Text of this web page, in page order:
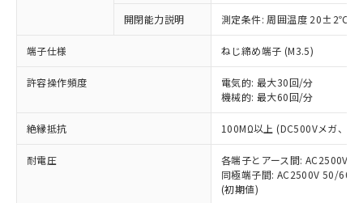
開閉能力説明 測定条件: 周囲温度 20±2℃、
端子仕様 ねじ締め端子 (M3.5)
許容操作頻度
電気的: 最大30回/分
機械的: 最大60回/分
絶縁抵抗 100MΩ以上 (DC500Vメガ、点
耐電圧
各端子とアース間: AC2500V
同極端子間: AC2500V 50/
(初期値)
ご利用ください。
本サービスは、当社制御機器事業取扱
商品の当社在庫状況および標準価格
(税抜)を提供させていただくもので
当社制御機器事業取扱商品の中には、
本サービスの対象外となる商品もある
ことをご了承ください。
在庫状況および標準価格照会結果は、
対応予定なし：EU RoHS指令（10物質）の
非含有に非対応の商品で、対応品を出す予
定はありません。
調査・確認中：EU RoHS指令（10物質）の
非含有の対応状況を調査中または確認中の
害物質有無と関係のない商品です。
仕入先様の事情により、非含有部品として
いたものが、含有品と判明した場合などや
むを得ず変更することがあります。
※1 中国RoHS○×表
「○」：最大均質材料含有率が中国RoHSの
基準値以下であることを示します。
「×」：最大均質材料含有率が中国RoHSの
基準値を超えていることを示します。
「－」：未確認です。当社販売部門へお問
当社は、これら貴社製品のうち、外国
為替および外国貿易法に定める商品